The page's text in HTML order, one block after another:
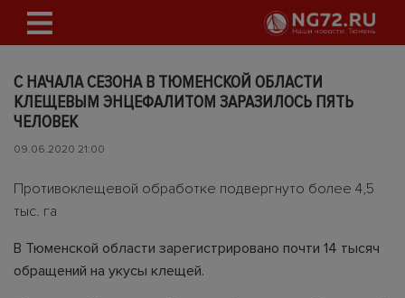
С НАЧАЛА СЕЗОНА В ТЮМЕНСКОЙ ОБЛАСТИ
КЛЕЩЕВЫМ ЭНЦЕФАЛИТОМ ЗАРАЗИЛОСЬ ПЯТЬ
ЧЕЛОВЕК
09.06.2020 21:00
Противоклещевой обработке подвергнуто более 4,5
тыс. га
В Тюменской области зарегистрировано почти 14 тысяч
обращений на укусы клещей.